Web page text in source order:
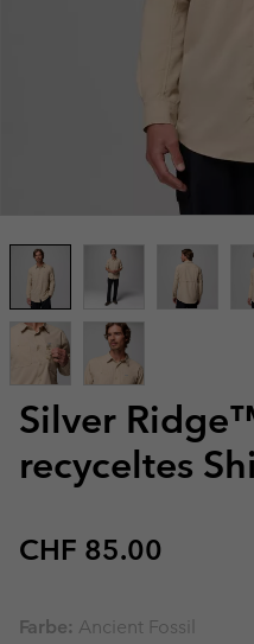
Silver
recyceltes
Regular price:
CHF 85.00
Farbe: Ancient Fossil